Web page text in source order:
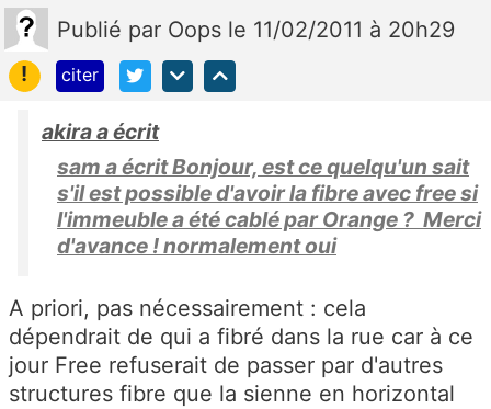
Publié par Oops le 11/02/2011 à 20h29
!
citer
akira a écrit
sam a écrit Bonjour, est ce quelqu'un sait
s'il est possible d'avoir la fibre avec free si
l'immeuble a été cablé par Orange ? Merci
d'avance ! normalement oui
A priori, pas nécessairement : cela
dépendrait de qui a fibré dans la rue car à ce
jour Free refuserait de passer par d'autres
structures fibre que la sienne en horizontal